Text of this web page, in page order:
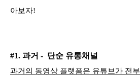
아보자!
#1. 과거 - 단순 유통채널
과거의 동영상 플랫폼은 유튜브가 전부